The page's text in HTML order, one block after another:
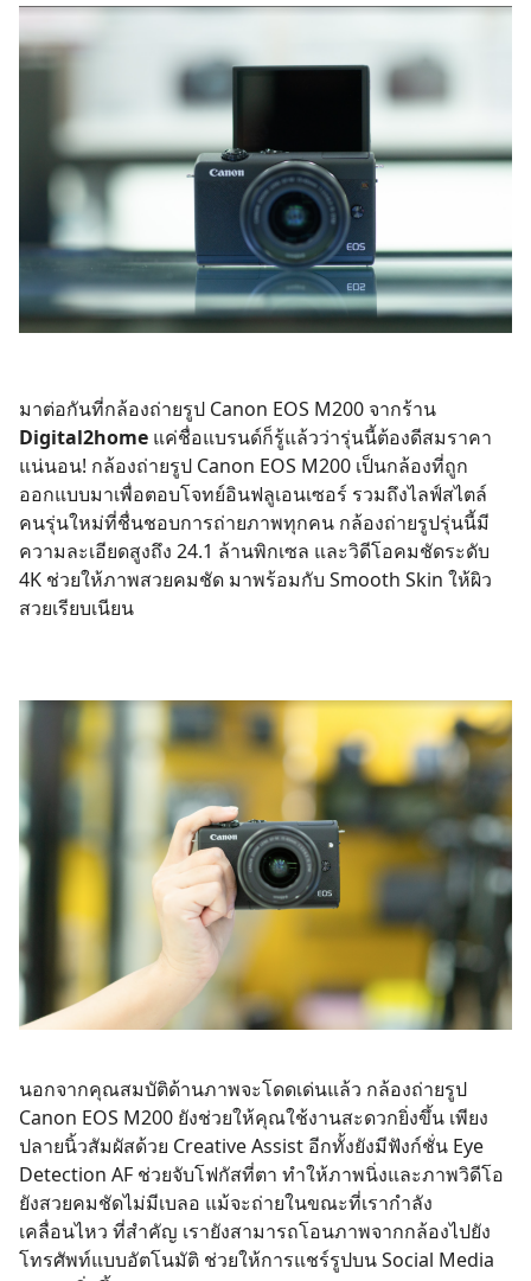
Search
มาต่อกันที่กล้องถ่ายรูป Canon EOS M200 จากร้าน
Digital2home แค่ชื่อแบรนด์ก็รู้แล้วว่ารุ่นนี้ต้องดีสมราคา
แน่นอน! กล้องถ่ายรูป Canon EOS M200 เป็นกล้องที่ถูก
ออกแบบมาเพื่อตอบโจทย์อินฟลูเอนเซอร์ รวมถึงไลฟ์สไตล์
คนรุ่นใหม่ที่ชื่นชอบการถ่ายภาพทุกคน กล้องถ่ายรูปรุ่นนี้มี
ความละเอียดสูงถึง 24.1 ล้านพิกเซล และวิดีโอคมชัดระดับ
4K ช่วยให้ภาพสวยคมชัด มาพร้อมกับ Smooth Skin ให้ผิว
สวยเรียบเนียน
นอกจากคุณสมบัติด้านภาพจะโดดเด่นแล้ว กล้องถ่ายรูป
Canon EOS M200 ยังช่วยให้คุณใช้งานสะดวกยิ่งขึ้น เพียง
ปลายนิ้วสัมผัสด้วย Creative Assist อีกทั้งยังมีฟังก์ชั่น Eye
Detection AF ช่วยจับโฟกัสที่ตา ทำให้ภาพนิ่งและภาพวิดีโอ
ยังสวยคมชัดไม่มีเบลอ แม้จะถ่ายในขณะที่เรากำลัง
เคลื่อนไหว ที่สำคัญ เรายังสามารถโอนภาพจากกล้องไปยัง
โทรศัพท์แบบอัตโนมัติ ช่วยให้การแชร์รูปบน Social Media